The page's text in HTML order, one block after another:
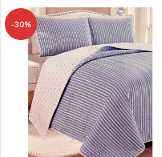
-30%